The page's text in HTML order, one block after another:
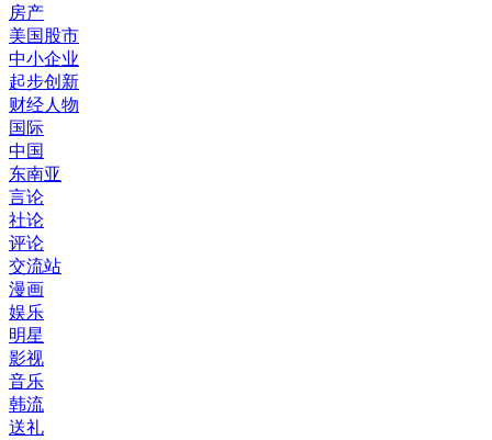
房产
美国股市
中小企业
起步创新
财经人物
国际
中国
东南亚
言论
社论
评论
交流站
漫画
娱乐
明星
影视
音乐
韩流
送礼